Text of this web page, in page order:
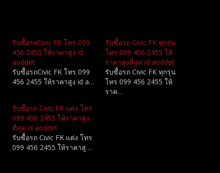
รับซื้อรถCivic FK โทร 099
456 2455 ให้ราคาสูง id
aoddet
รับซื้อรถCivic FK โทร 099
456 2455 ให้ราคาสูง id a…
รับซื้อรถ Civic FK ทุกรุ่น
โทร 099 456 2455 ให้
ราคาสูงที่สุด id aoddet
รับซื้อรถ Civic FK ทุกรุ่น
โทร 099 456 2455 ให้
ราค…
รับซื้อรถ Civic FK แต่ง โทร
099 456 2455 ให้ราคาสูง
ที่สุด id aoddet
รับซื้อรถ Civic FK แต่ง โทร
099 456 2455 ให้ราคาสู…